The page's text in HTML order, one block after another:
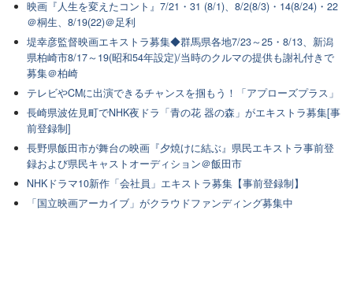
映画『人生を変えたコント』7/21・31 (8/1)、8/2(8/3)・14(8/24)・22
＠桐生、8/19(22)＠足利
堤幸彦監督映画エキストラ募集◆群馬県各地7/23～25・8/13、新潟
県柏崎市8/17～19(昭和54年設定)/当時のクルマの提供も謝礼付きで
募集＠柏崎
テレビやCMに出演できるチャンスを掴もう！「アプローズプラス」
長崎県波佐見町でNHK夜ドラ「青の花 器の森」がエキストラ募集[事
前登録制]
長野県飯田市が舞台の映画『夕焼けに結ぶ』県民エキストラ事前登
録および県民キャストオーディション＠飯田市
NHKドラマ10新作「会社員」エキストラ募集【事前登録制】
「国立映画アーカイブ」がクラウドファンディング募集中